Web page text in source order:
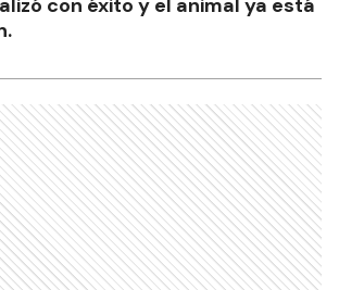
con éxito y el animal ya está